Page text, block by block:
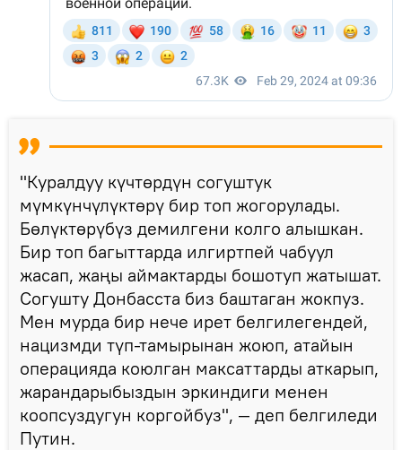
"Куралдуу күчтөрдүн согуштук
мүмкүнчүлүктөрү бир топ жогорулады.
Бөлүктөрүбүз демилгени колго алышкан.
Бир топ багыттарда илгиртпей чабуул
жасап, жаңы аймактарды бошотуп жатышат.
Согушту Донбасста биз баштаган жокпуз.
Мен мурда бир нече ирет белгилегендей,
нацизмди түп-тамырынан жоюп, атайын
операцияда коюлган максаттарды аткарып,
жарандарыбыздын эркиндиги менен
коопсуздугун коргойбуз", — деп белгиледи
Путин.